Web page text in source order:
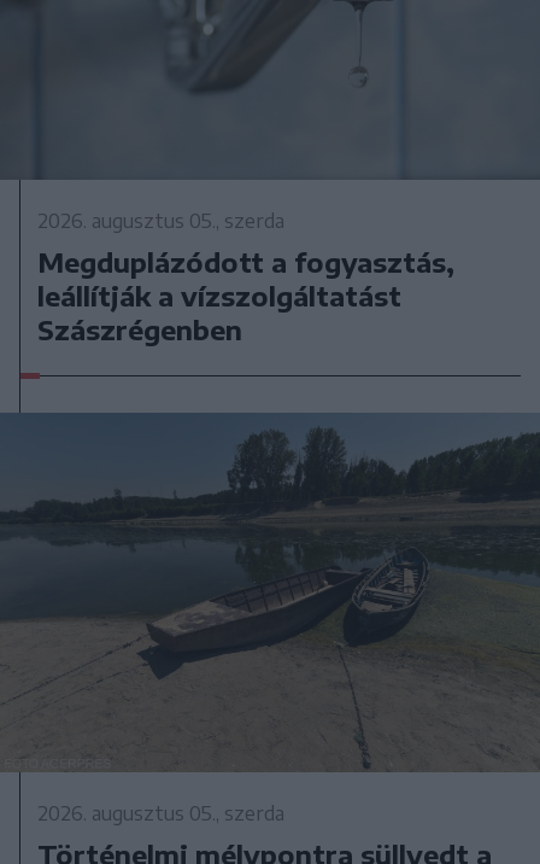
2026. augusztus 05., szerda
Megduplázódott a fogyasztás,
leállítják a vízszolgáltatást
Szászrégenben
2026. augusztus 05., szerda
Történelmi mélypontra süllyedt a